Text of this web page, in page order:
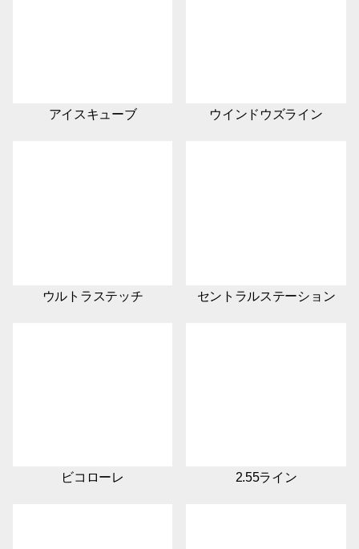
アイスキューブ ウインドウズライン
ウルトラステッチ セントラルステーション
ビコローレ 2.55ライン